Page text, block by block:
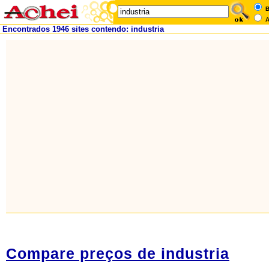
Encontrados 1946 sites contendo: industria
Compare preços de industria